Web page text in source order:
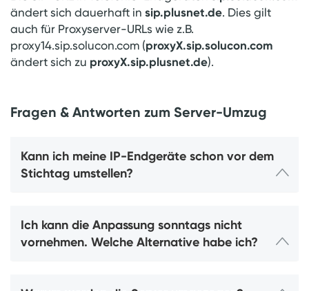
ändert sich dauerhaft in sip.plusnet.de. Dies gilt
auch für Proxyserver-URLs wie z.B.
proxy14.sip.solucon.com (proxyX.sip.solucon.com
ändert sich zu proxyX.sip.plusnet.de).
Fragen & Antworten zum Server-Umzug
Kann ich meine IP-Endgeräte schon vor dem
Stichtag umstellen?
Ich kann die Anpassung sonntags nicht
vornehmen. Welche Alternative habe ich?